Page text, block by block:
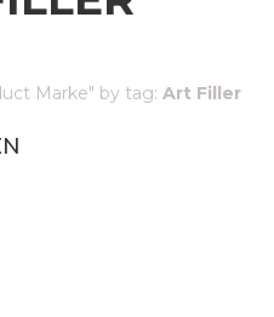
Marke" by tag: Art Filler